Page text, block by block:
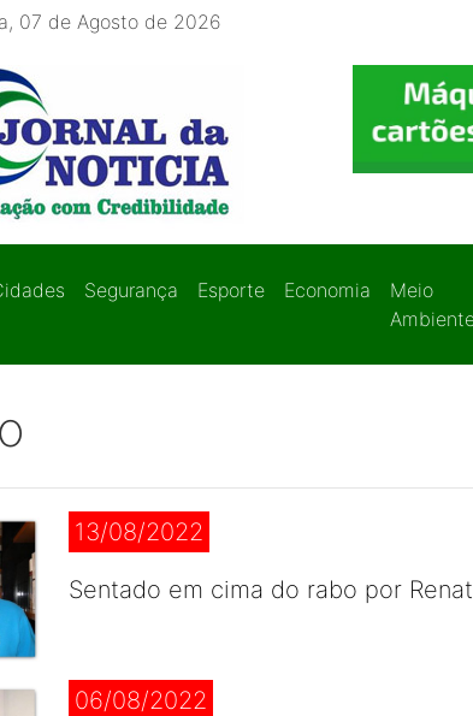
07 de Agosto de 2026
Segurança Esporte Economia
Meio
13/08/2022
Sentado em cima do rabo por
06/08/2022